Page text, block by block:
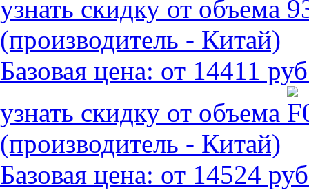
узнать скидку от объема
(производитель - Китай)
Базовая цена: от 14411
узнать скидку от объема
(производитель - Китай)
Базовая цена: от 14524